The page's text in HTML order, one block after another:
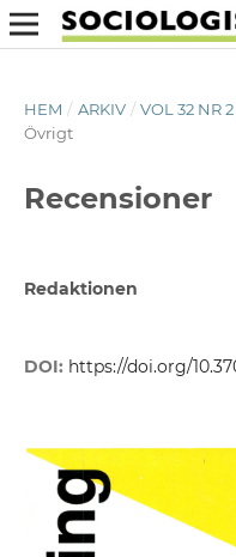
HEM / ARKIV / VOL 32 NR
Övrigt
Recensioner
Redaktionen
DOI: https://doi.org/